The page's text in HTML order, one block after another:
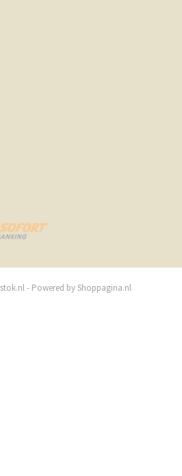
- Powered by Shoppagina.nl